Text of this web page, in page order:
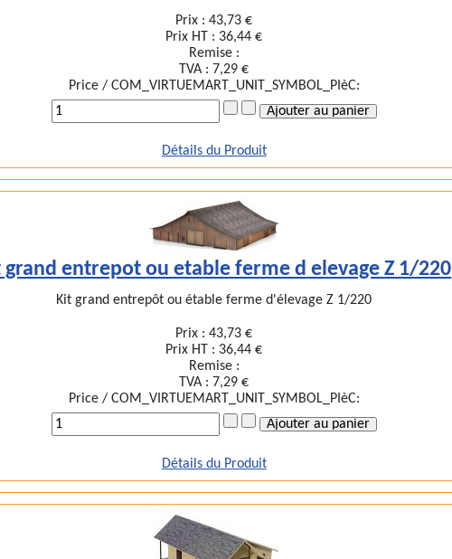
Prix :43,73 €
Prix HT : 36,44 €
Remise :
TVA : 7,29 €
Price / COM_VIRTUEMART_UNIT_SYMBOL_PIèC:
Détails du Produit
grand entrepot ou etable ferme d elevage Z 1/220
Kit grand entrepôt ou étable ferme d'élevage Z 1/220
Prix :43,73 €
Prix HT : 36,44 €
Remise :
TVA : 7,29 €
Price / COM_VIRTUEMART_UNIT_SYMBOL_PIèC:
Détails du Produit